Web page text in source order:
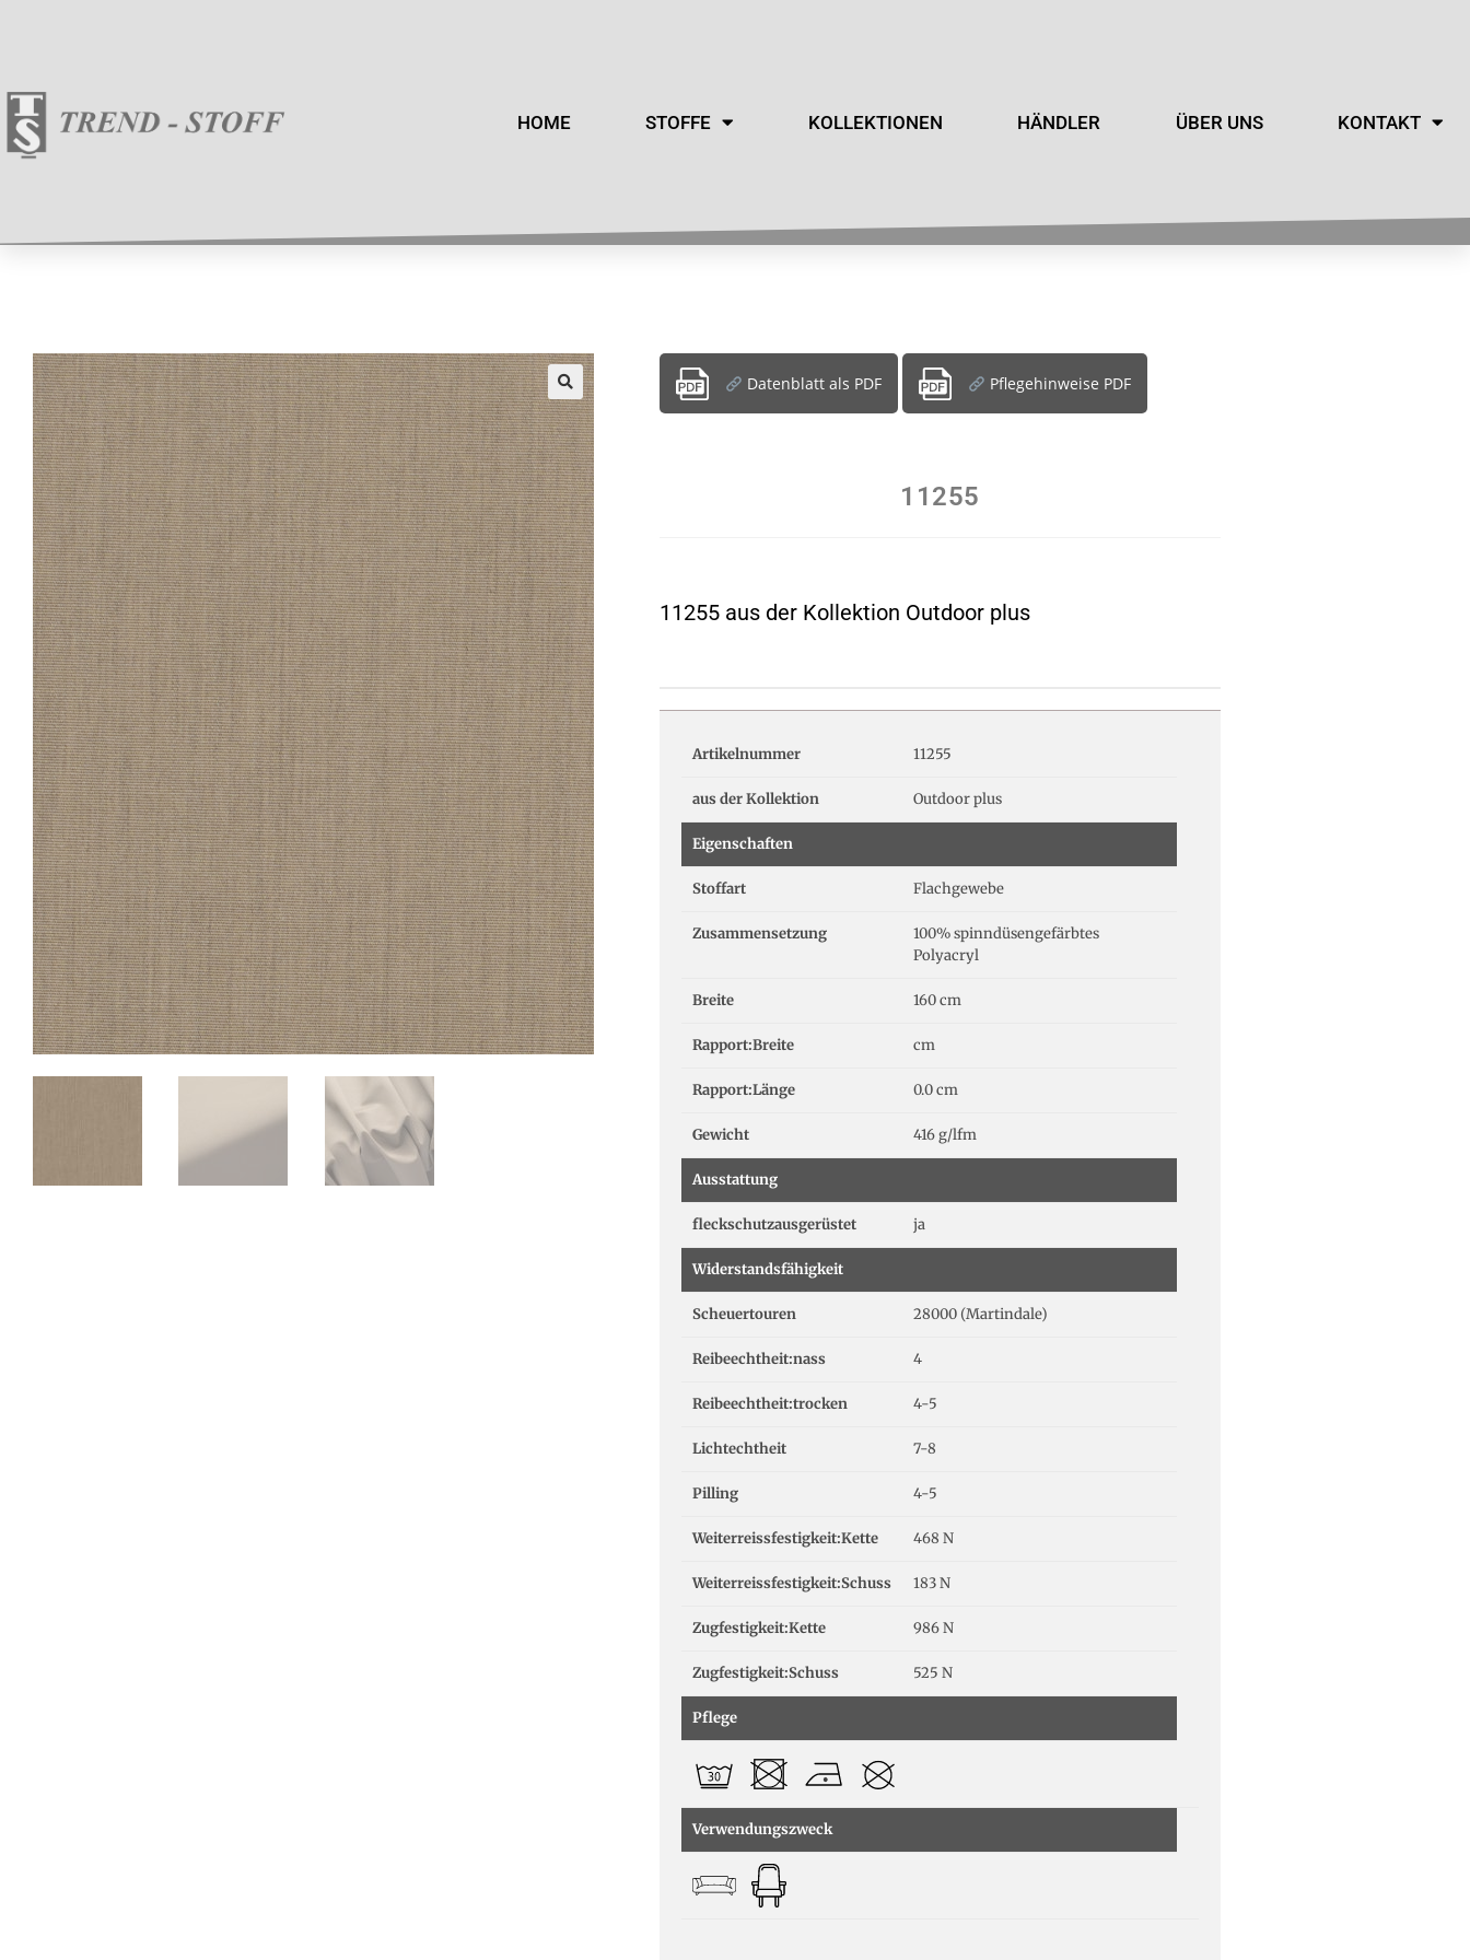
HOME STOFFE KOLLEKTIONEN HÄNDLER ÜBER UNS KONTAKT
Datenblatt als PDF Pflegehinweise PDF
11255
11255 aus der Kollektion Outdoor plus
Artikelnummer 11255
aus der Kollektion Outdoor plus
Eigenschaften
Stoffart Flachgewebe
Zusammensetzung
100% spinndüsengefärbtes
Polyacryl
Breite 160 cm
Rapport:Breite cm
Rapport:Länge 0.0 cm
Gewicht 416 g/lfm
Ausstattung
fleckschutzausgerüstet ja
Widerstandsfähigkeit
Scheuertouren 28000 (Martindale)
Reibeechtheit:nass 4
Reibeechtheit:trocken 4-5
Lichtechtheit 7-8
Pilling 4-5
Weiterreissfestigkeit:Kette 468 N
Weiterreissfestigkeit:Schuss 183 N
Zugfestigkeit:Kette 986 N
Zugfestigkeit:Schuss 525 N
Pflege
Verwendungszweck